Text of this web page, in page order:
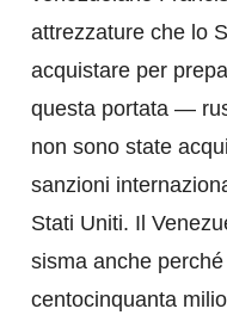
attrezzature che lo
acquistare per
questa portata —
non sono state
sanzioni
Stati Uniti. Il
sisma anche
centocinquanta